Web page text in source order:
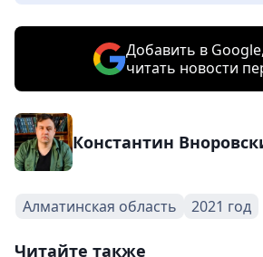
Добавить в
читать новости
Константин
Алматинская область 2021 год
Читайте также